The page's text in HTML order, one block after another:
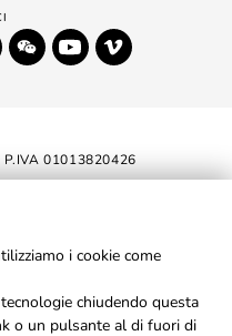
01013820426
i cookie come
chiudendo questa
o un pulsante al di fuori di